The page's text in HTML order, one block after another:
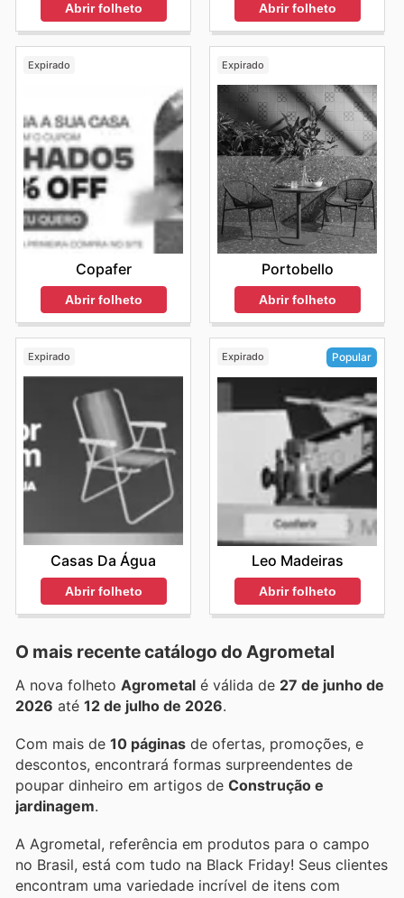
Abrir folheto Abrir folheto
Expirado
Copafer
Abrir folheto
Expirado
Portobello
Abrir folheto
Expirado
Casas Da Água
Abrir folheto
Expirado Popular
Leo Madeiras
Abrir folheto
O mais recente catálogo do Agrometal
A nova folheto Agrometal é válida de 27 de junho de
2026 até 12 de julho de 2026.
Com mais de 10 páginas de ofertas, promoções, e
descontos, encontrará formas surpreendentes de
poupar dinheiro em artigos de Construção e
jardinagem.
A Agrometal, referência em produtos para o campo
no Brasil, está com tudo na Black Friday! Seus clientes
encontram uma variedade incrível de itens com